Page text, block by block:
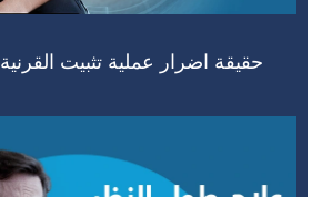
حقيقة اضرار عملية تثبيت القرنية